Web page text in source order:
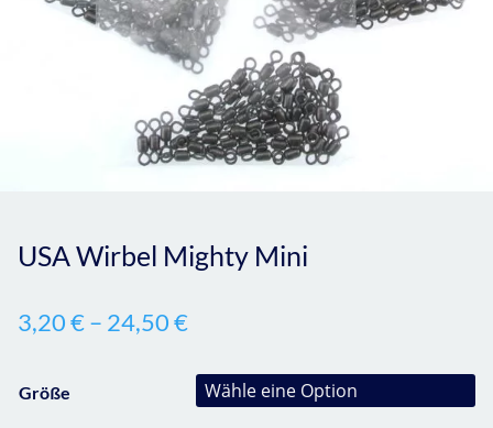
USA Wirbel Mighty Mini
3,20€– 24,50€
Größe